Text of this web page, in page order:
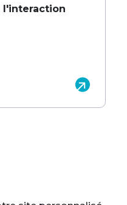
l'interaction